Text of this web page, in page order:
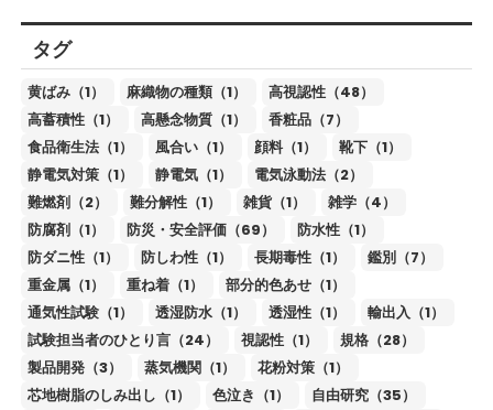
タグ
黄ばみ（1） 麻織物の種類（1）
高視認性（48）
高蓄積性（1）
高懸念物質（1）
香粧品（7）
食品衛生法（1）
風合い（1） 顔料（1）
靴下（1）
静電気対策（1）
静電気（1）
電気泳動法（2）
難燃剤（2）
難分解性（1） 雑貨（1）
雑学（4）
防腐剤（1）
防災・安全評価（69）
防水性（1）
防ダニ性（1）
防しわ性（1） 長期毒性（1）
鑑別（7）
重金属（1）
重ね着（1）
部分的色あせ（1）
通気性試験（1）
透湿防水（1） 透湿性（1）
輸出入（1）
試験担当者のひとり言（24）
視認性（1）
規格（28）
製品開発（3）
蒸気機関（1）
花粉対策（1）
芯地樹脂のしみ出し（1）
色泣き（1）
自由研究（35）